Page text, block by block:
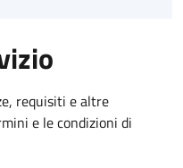
requisiti e altre
e le condizioni di